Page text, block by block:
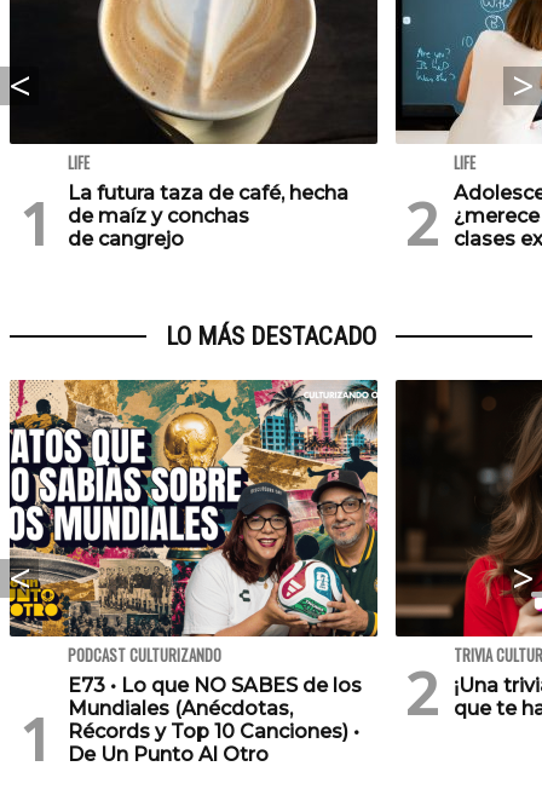
LIFE
La futura taza de café, hecha
de maíz y conchas
de cangrejo
LIFE
clases
LO MÁS DESTACADO
PODCAST CULTURIZANDO
E73 • Lo que NO SABES de los
Mundiales (Anécdotas,
Récords y Top 10 Canciones) •
De Un Punto Al Otro
TRIVIA
¡Una
que te